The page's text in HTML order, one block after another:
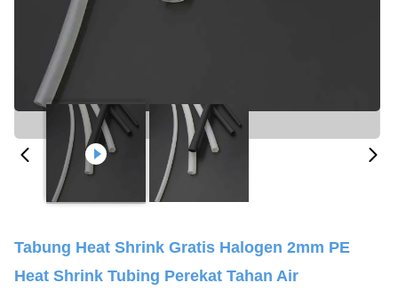
Tabung Heat Shrink Gratis Halogen 2mm PE
Heat Shrink Tubing Perekat Tahan Air